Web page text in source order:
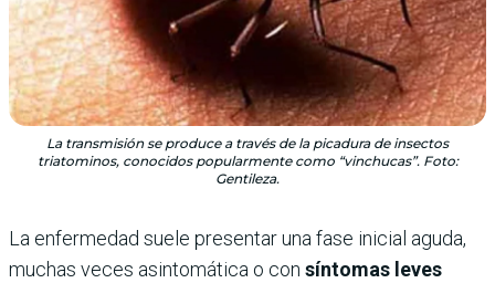
La transmisión se produce a través de la picadura de insectos
triatominos, conocidos popularmente como “vinchucas”. Foto:
Gentileza.
La enfermedad suele presentar una fase inicial aguda,
muchas veces asintomática o con síntomas leves